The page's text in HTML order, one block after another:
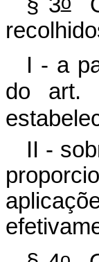
I - a
do art.
II -